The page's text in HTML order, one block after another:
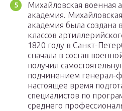
Михайловская военная
академия.
академия была создана
классов
1820 году в Санкт-
сначала в состав
получил
подчинением генерал-
настоящее время
специалистов по
среднего